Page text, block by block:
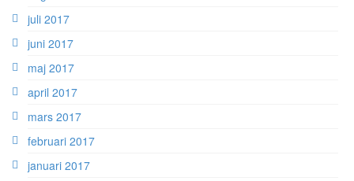
juli 2017
juni 2017
maj 2017
april 2017
mars 2017
februari 2017
januari 2017